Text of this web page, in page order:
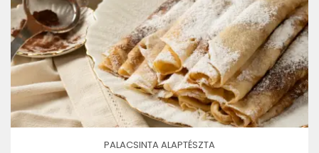
PALACSINTA ALAPTÉSZTA